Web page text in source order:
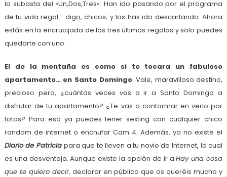
la subasta del «Un,Dos,Tres». Han ido pasando por el programa
de tu vida regal… digo, chicos, y los has ido descartando. Ahora
estás en la encrucijada de los tres últimos regalos y solo puedes
quedarte con uno.
El de la montaña es como si te tocara un fabuloso
apartamento… en Santo Domingo. Vale, maravilloso destino,
precioso pero, ¿cuántas veces vas a ir a Santo Domingo a
disfrutar de tu apartamento? ¿Te vas a conformar en verlo por
fotos? Para eso ya puedes tener sexting con cualquier chico
random de internet o enchufar Cam 4. Además, ya no existe el
Diario de Patricia para que te lleven a tu novio de Internet, lo cual
es una desventaja. Aunque existe la opción de ir aHay una cosa
que te quiero decir, declarar en público que os queréis mucho y